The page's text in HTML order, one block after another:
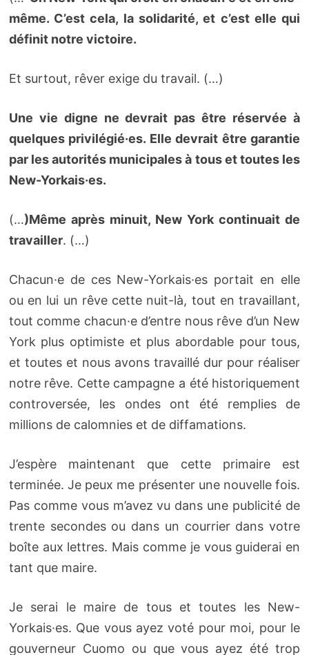
même. C’est cela, la solidarité, et c’est elle qui
définit notre victoire.
Et surtout, rêver exige du travail. (…)
Une vie digne ne devrait pas être réservée à
quelques privilégié·es. Elle devrait être garantie
par les autorités municipales à tous et toutes les
New-Yorkais·es.
(…)Même après minuit, New York continuait de
travailler. (…)
Chacun·e de ces New-Yorkais·es portait en elle
ou en lui un rêve cette nuit-là, tout en travaillant,
tout comme chacun·e d’entre nous rêve d’un New
York plus optimiste et plus abordable pour tous,
et toutes et nous avons travaillé dur pour réaliser
notre rêve. Cette campagne a été historiquement
controversée, les ondes ont été remplies de
millions de calomnies et de diffamations.
J’espère maintenant que cette primaire est
terminée. Je peux me présenter une nouvelle fois.
Pas comme vous m’avez vu dans une publicité de
trente secondes ou dans un courrier dans votre
boîte aux lettres. Mais comme je vous guiderai en
tant que maire.
Je serai le maire de tous et toutes les New-
Yorkais·es. Que vous ayez voté pour moi, pour le
gouverneur Cuomo ou que vous ayez été trop